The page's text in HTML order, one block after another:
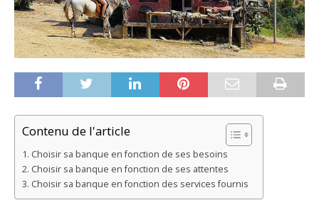
Contenu de l'article
Choisir sa banque en fonction de ses besoins
Choisir sa banque en fonction de ses attentes
Choisir sa banque en fonction des services fournis